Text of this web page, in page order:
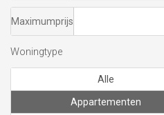
Maximumprijs
Woningtype
Alle
Appartementen